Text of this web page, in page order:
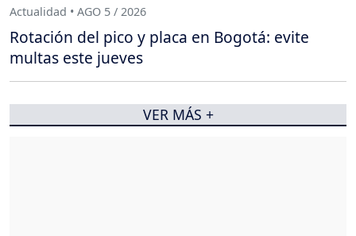
Actualidad • AGO 5 / 2026
Rotación del pico y placa en Bogotá: evite
multas este jueves
VER MÁS +